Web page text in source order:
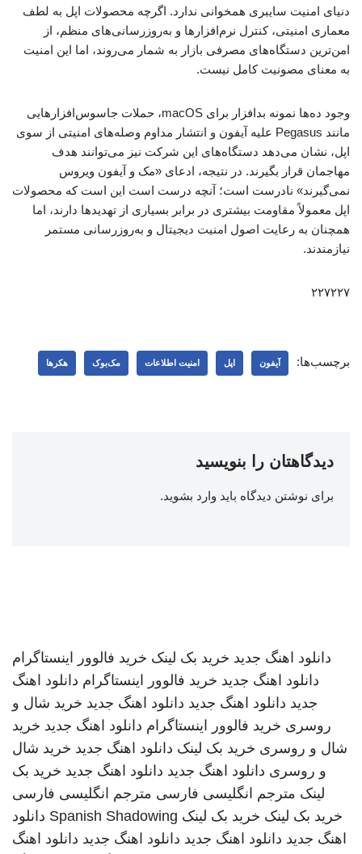
دنیای امنیت سایبری همخوانی ندارد. اگرچه محصولات اپل به لطف
معماری امنیتی، کنترل نرم‌افزارها و به‌روزرسانی‌های منظم، از
امن‌ترین دستگاه‌های مصرفی بازار به شمار می‌روند، اما این امنیت
به معنای مصونیت کامل نیست.
وجود ده‌ها نمونه بدافزار برای macOS، حملات جاسوس‌افزارهایی
مانند Pegasus علیه آیفون و انتشار مداوم وصله‌های امنیتی از سوی
اپل، نشان می‌دهد دستگاه‌های این شرکت نیز می‌توانند هدف
مهاجمان قرار بگیرند. در نتیجه، ادعای «مک و آیفون ویروس
نمی‌گیرند» نادرست است؛ آنچه درست است این است که محصولات
اپل معمولاً مقاومت بیشتری در برابر بسیاری از تهدیدها دارند، اما
همچنان به رعایت اصول امنیت دیجیتال و به‌روزرسانی مستمر
نیازمندند.
۲۲۷۲۲۷
برچسب‌ها: آیفون اپل امنیت اطلاعات مک‌بوک هکرها
دیدگاهتان را بنویسید
برای نوشتن دیدگاه باید وارد بشوید.
دانلود اهنگ جدید خرید بک لینک خرید فالوور اینستاگرام
دانلود اهنگ جدید خرید فالوور اینستاگرام دانلود اهنگ
جدید دانلود اهنگ جدید دانلود اهنگ جدید خرید شال و
روسری خرید فالوور اینستاگرام دانلود اهنگ جدید خرید
شال و روسری خرید بک لینک دانلود اهنگ جدید خرید شال
و روسری دانلود اهنگ جدید دانلود اهنگ جدید خرید بک
لینک مترجم انگلیسی فارسی مترجم انگلیسی فارسی
خرید بک لینک خرید بک لینک Spanish Shadowing دانلود
اهنگ جدید دانلود اهنگ جدید دانلود اهنگ جدید دانلود اهنگ